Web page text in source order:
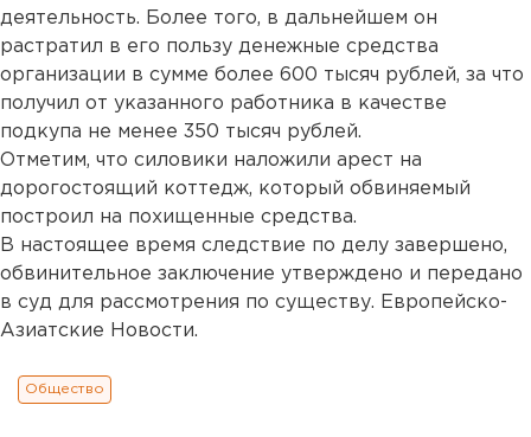
деятельность. Более того, в дальнейшем он
растратил в его пользу денежные средства
организации в сумме более 600 тысяч рублей, за что
получил от указанного работника в качестве
подкупа не менее 350 тысяч рублей.
Отметим, что силовики наложили арест на
дорогостоящий коттедж, который обвиняемый
построил на похищенные средства.
В настоящее время следствие по делу завершено,
обвинительное заключение утверждено и передано
в суд для рассмотрения по существу. Европейско-
Азиатские Новости.
Общество